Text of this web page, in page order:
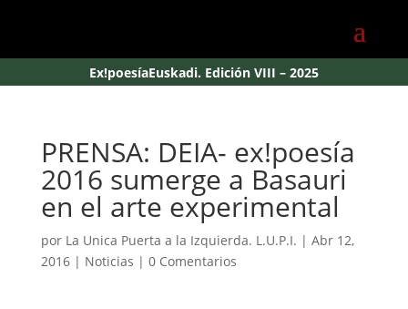
Ex!poesíaEuskadi. Edición VIII – 2025
PRENSA: DEIA- ex!poesía
2016 sumerge a Basauri
en el arte experimental
por La Unica Puerta a la Izquierda. L.U.P.I. | Abr 12,
2016| Noticias | 0 Comentarios